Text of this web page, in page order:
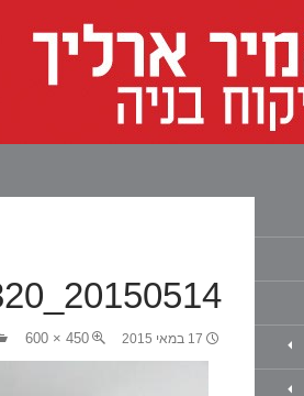
20150514_111320
17 במאי 2015 450 × 600